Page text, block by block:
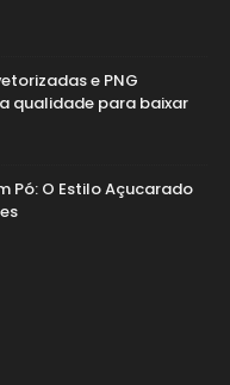
e PNG
qualidade para baixar
Pó: O Estilo Açucarado